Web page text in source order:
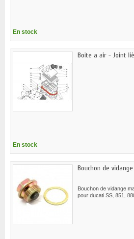
En stock
Boite a air - Joint
En stock
Bouchon de
Bouchon de vidange
pour ducati SS, 851,